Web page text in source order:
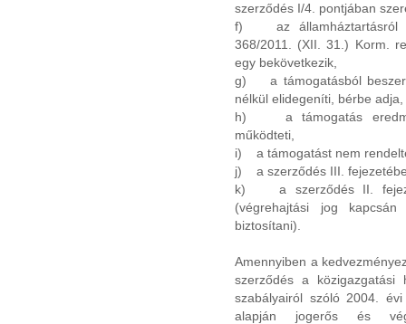
szerződés I/4. pontjában
f) az államháztartásról
368/2011. (XII. 31.) Korm.
egy bekövetkezik,
g) a támogatásból
nélkül elidegeníti, bérbe
h) a támogatás
működteti,
i) a támogatást nem
j) a szerződés III.
k) a szerződés II.
(végrehajtási jog
biztosítani).
Amennyiben a
szerződés a közigazgatási
szabályairól szóló 2004.
alapján jogerős és